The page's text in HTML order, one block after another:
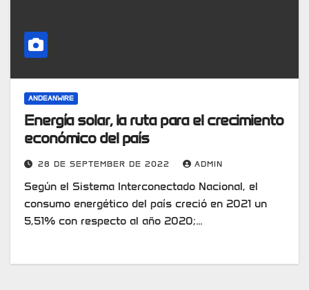
ANDEANWIRE
Energía solar, la ruta para el crecimiento
económico del país
28 DE SEPTEMBER DE 2022 ADMIN
Según el Sistema Interconectado Nacional, el
consumo energético del país creció en 2021 un
5,51% con respecto al año 2020;…